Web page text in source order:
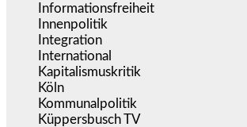
Informationsfreiheit
Innenpolitik
Integration
International
Kapitalismuskritik
Köln
Kommunalpolitik
Küppersbusch TV